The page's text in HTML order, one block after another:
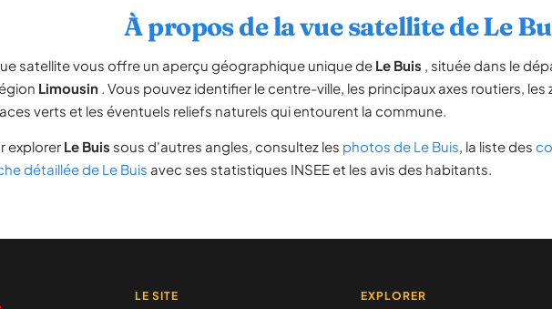
À propos de la vue satellite de Le
satellite vous offre un aperçu géographique unique de Le Buis , située dans le
Limousin . Vous pouvez identifier le centre-ville, les principaux axes routiers, les
verts et les éventuels reliefs naturels qui entourent la commune.
explorer Le Buis sous d'autres angles, consultez les photos de Le Buis, la liste des
détaillée de Le Buis avec ses statistiques INSEE et les avis des habitants.
LE SITE EXPLORER